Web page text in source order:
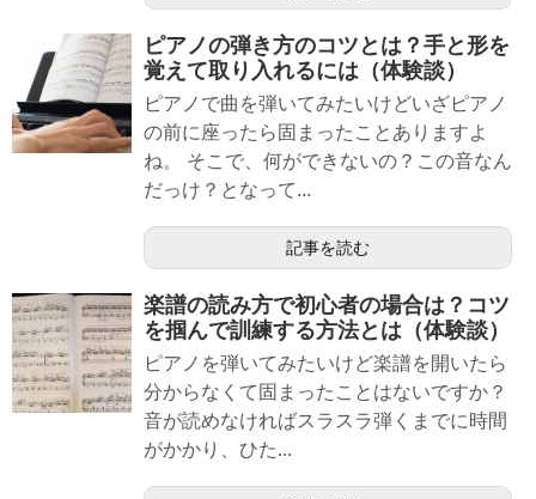
ピアノの弾き方のコツとは？手と形を
覚えて取り入れるには（体験談）
ピアノで曲を弾いてみたいけどいざピアノ
の前に座ったら固まったことありますよ
ね。 そこで、何ができないの？この音なん
だっけ？となって...
記事を読む
楽譜の読み方で初心者の場合は？コツ
を掴んで訓練する方法とは（体験談）
ピアノを弾いてみたいけど楽譜を開いたら
分からなくて固まったことはないですか？
音が読めなければスラスラ弾くまでに時間
がかかり、ひた...